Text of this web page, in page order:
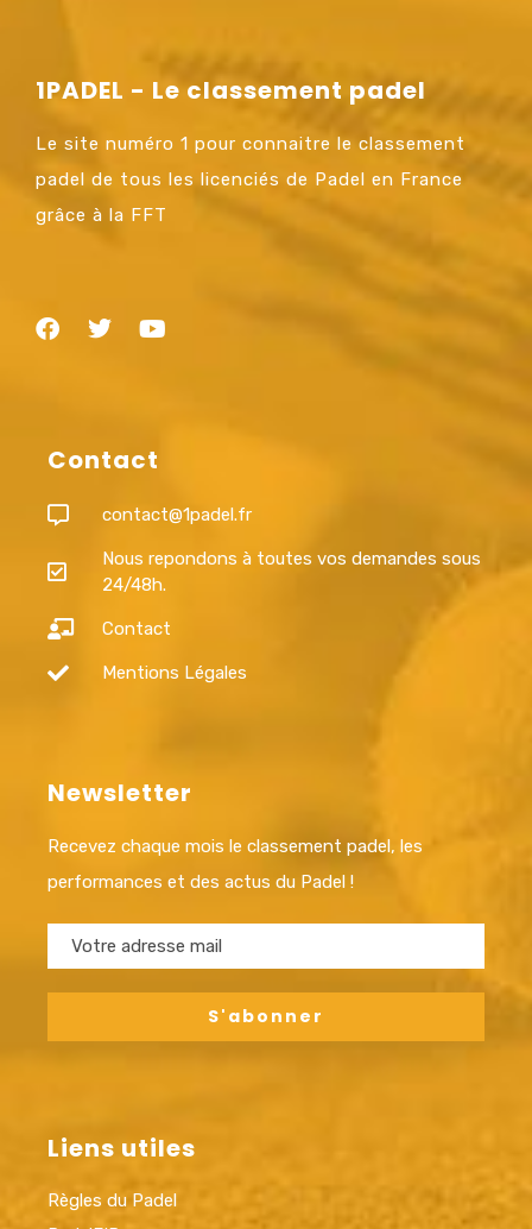
1PADEL - Le classement padel
Le site numéro 1 pour connaitre le classement
padel de tous les licenciés de Padel en France
grâce à la FFT
Contact
contact@1padel.fr
Nous repondons à toutes vos demandes sous
24/48h.
Contact
Mentions Légales
Newsletter
Recevez chaque mois le classement padel, les
performances et des actus du Padel !
Liens utiles
Règles du Padel